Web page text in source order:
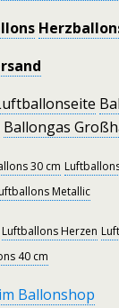
Ballongas
30 cm
Metallic
Luftballons Herzen
40 cm
Ballonshop